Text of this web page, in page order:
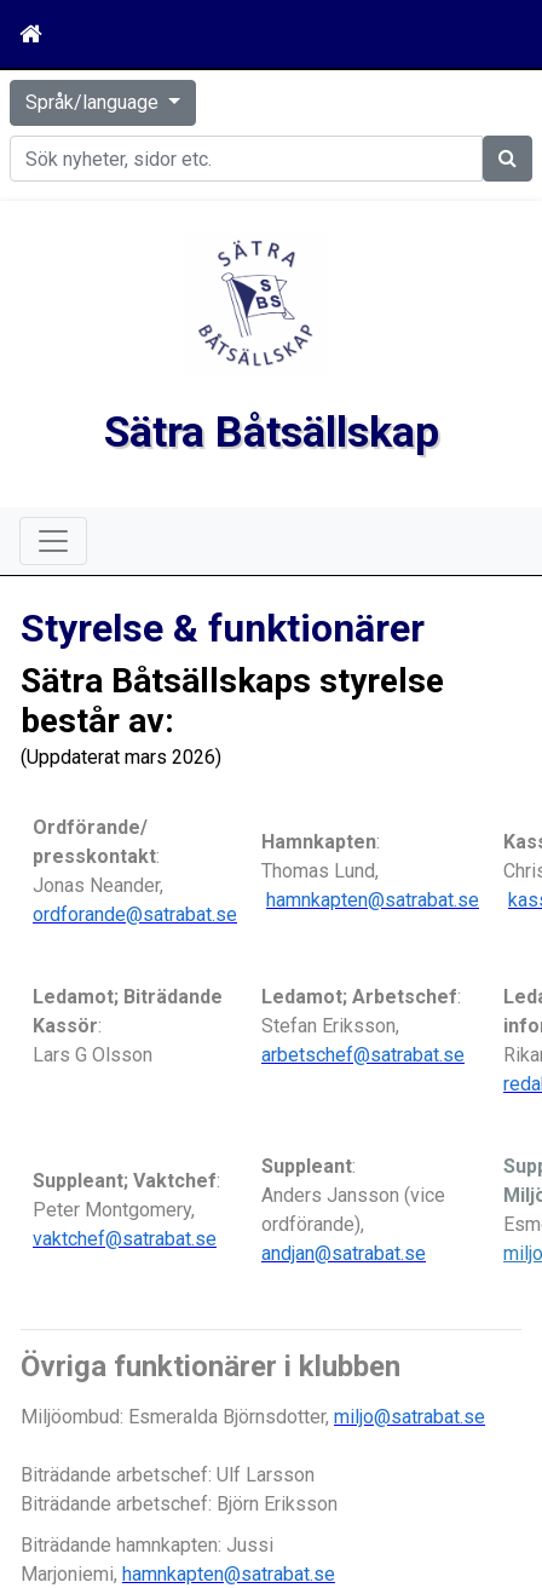
Språk/language
Sök
Sätra Båtsällskap
Styrelse & funktionärer
Sätra Båtsällskaps styrelse
består av:
(Uppdaterat mars 2026)
Ordförande/
presskontakt:
Jonas Neander,
ordforande@satrabat.se
Hamnkapten:
Thomas Lund,
hamnkapten@satrabat.se
Ledamot; Biträdande
Kassör:
Lars G Olsson
Ledamot; Arbetschef:
Stefan Eriksson,
arbetschef@satrabat.se
Suppleant; Vaktchef:
Peter Montgomery,
vaktchef@satrabat.se
Suppleant:
Anders Jansson (vice
ordförande),
andjan@satrabat.se
Övriga funktionärer i klubben
Miljöombud: Esmeralda Björnsdotter, miljo@satrabat.se
Biträdande arbetschef: Ulf Larsson
Biträdande arbetschef: Björn Eriksson
Biträdande hamnkapten: Jussi
Marjoniemi, hamnkapten@satrabat.se